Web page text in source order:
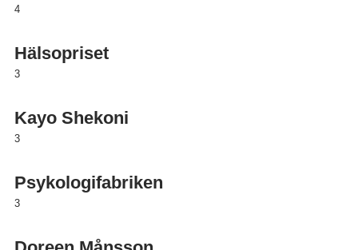
4
Hälsopriset
3
Kayo Shekoni
3
Psykologifabriken
3